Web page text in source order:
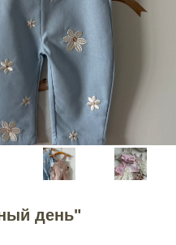
день"